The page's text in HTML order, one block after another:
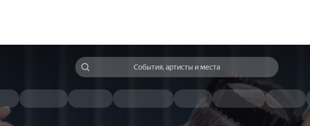
События, артисты и места